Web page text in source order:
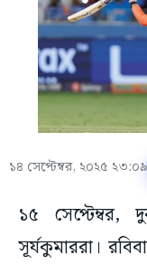
১৪ সেপ্টেম্বর, ২০২৫ ২৩:০৯
১৫ সেপ্টেম্বর,
সূর্যকুমাররা।